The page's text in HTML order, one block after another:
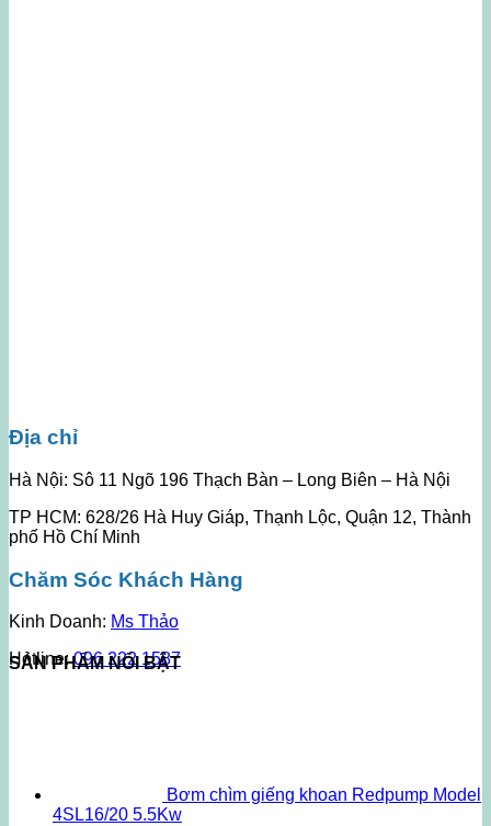
Địa chỉ
Hà Nội: Sô 11 Ngõ 196 Thạch Bàn – Long Biên – Hà Nội
TP HCM: 628/26 Hà Huy Giáp, Thạnh Lộc, Quận 12, Thành
phố Hồ Chí Minh
Chăm Sóc Khách Hàng
Kinh Doanh: Ms Thảo
Hotline:096 222 1587
SẢN PHẨM NỔI BẬT
Bơm chìm giếng khoan Redpump Model
4SL16/20 5.5Kw